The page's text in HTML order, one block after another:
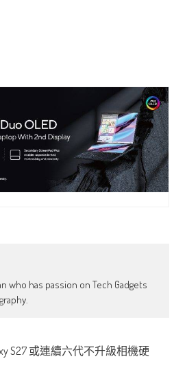
who has passion on Tech Gadgets
S27 或連續六代不升級相機硬